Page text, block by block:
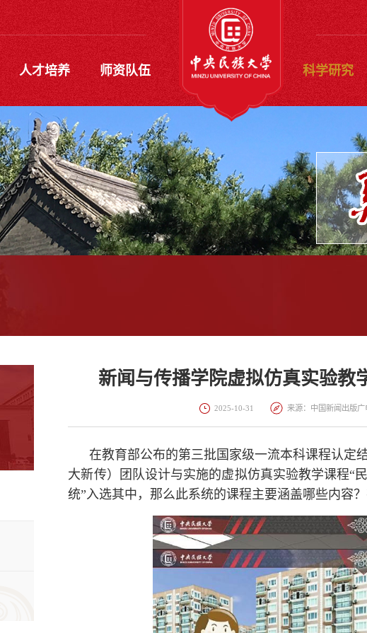
人才培养 师资队伍 科学研究
新闻与传播学院虚拟仿真实验教
2025-10-31 来源：中国新闻出版
在教育部公布的第三批国家级一流本科课程认定
大新传）团队设计与实施的虚拟仿真实验教学课程“
统”入选其中，那么此系统的课程主要涵盖哪些内容？